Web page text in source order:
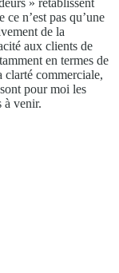
n’est pas qu’une
de la
aux clients de
en termes de
clarté commerciale,
pour moi les
à venir.